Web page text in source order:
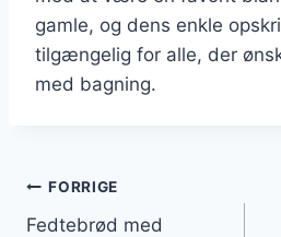
gamle, og dens enkle
tilgængelig for alle, der
med bagning.
FORRIGE
Fedtebrød med